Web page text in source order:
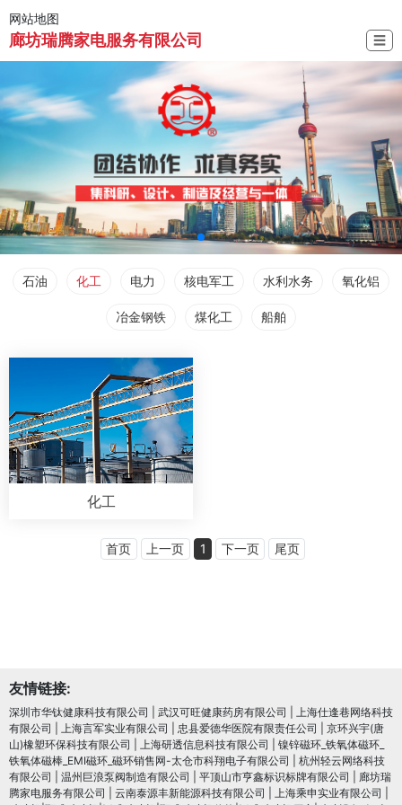
网站地图
廊坊瑞腾家电服务有限公司 ☰
石油 化工 电力 核电军工 水利水务 氧化铝
冶金钢铁 煤化工 船舶
化工
首页 上一页 1 下一页 尾页
友情链接:
深圳市华钛健康科技有限公司 武汉可旺健康药房有限公司
上海仕逢巷网络科技
有限公司
上海言军实业有限公司 忠县爱德华医院有限责任公司
京环兴宇(唐
山)橡塑环保科技有限公司
上海研透信息科技有限公司
镍锌磁环_铁氧体磁环_
铁氧体磁棒_EMI磁环_磁环销售网-太仓市科翔电子有限公司
杭州轻云网络科技
有限公司
温州巨浪泵阀制造有限公司 平顶山市亨鑫标识标牌有限公司
廊坊瑞
腾家电服务有限公司
云南泰源丰新能源科技有限公司 上海乘申实业有限公司